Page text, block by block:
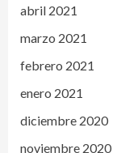
abril 2021
marzo 2021
febrero 2021
enero 2021
diciembre 2020
noviembre 2020